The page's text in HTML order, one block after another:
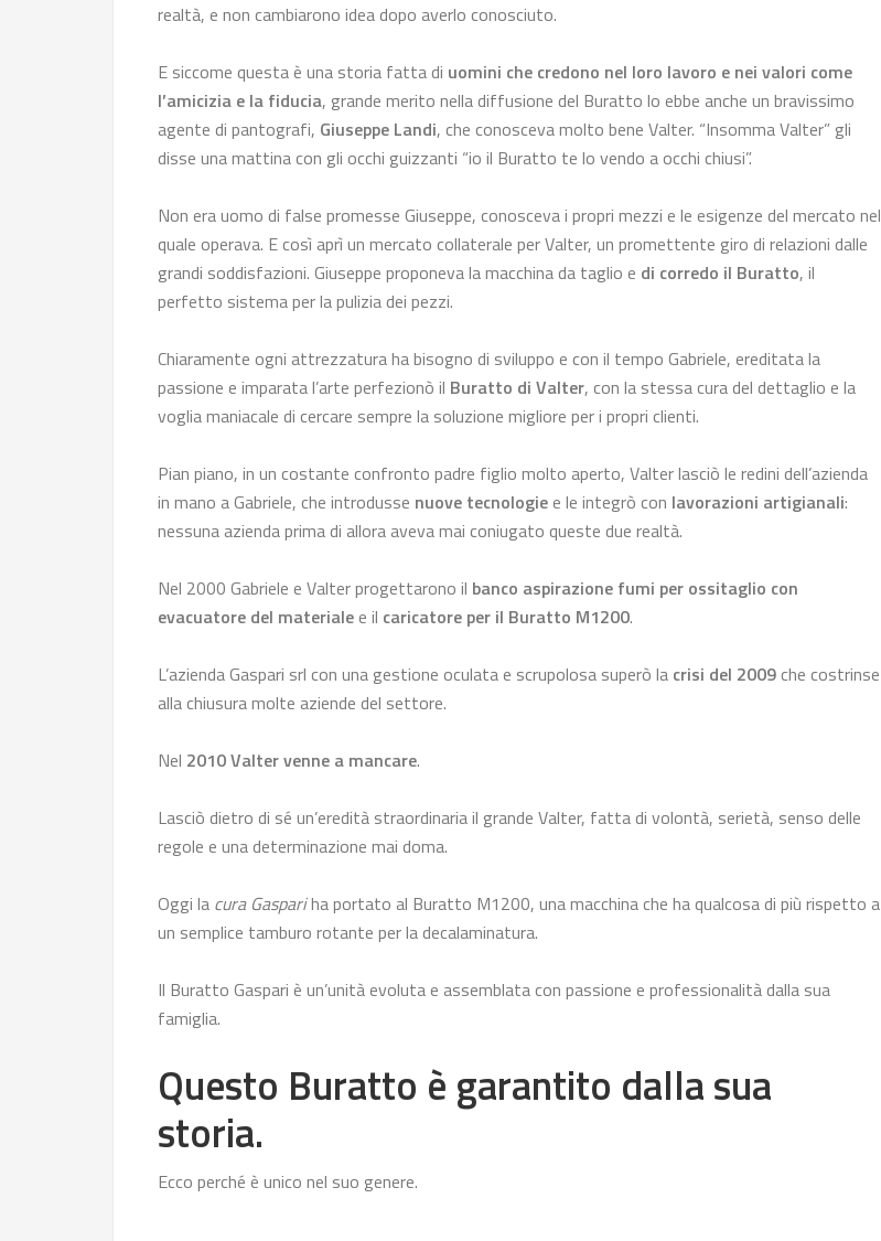
realtà, e non cambiarono idea dopo averlo conosciuto.
E siccome questa è una storia fatta di uomini che credono nel loro lavoro e nei valori come
l’amicizia e la fiducia, grande merito nella diffusione del Buratto lo ebbe anche un bravissimo
agente di pantografi, Giuseppe Landi, che conosceva molto bene Valter. “Insomma Valter” gli
disse una mattina con gli occhi guizzanti “io il Buratto te lo vendo a occhi chiusi”.
Non era uomo di false promesse Giuseppe, conosceva i propri mezzi e le esigenze del mercato nel
quale operava. E così aprì un mercato collaterale per Valter, un promettente giro di relazioni dalle
grandi soddisfazioni. Giuseppe proponeva la macchina da taglio e di corredo il Buratto, il
perfetto sistema per la pulizia dei pezzi.
Chiaramente ogni attrezzatura ha bisogno di sviluppo e con il tempo Gabriele, ereditata la
passione e imparata l’arte perfezionò il Buratto di Valter, con la stessa cura del dettaglio e la
voglia maniacale di cercare sempre la soluzione migliore per i propri clienti.
Pian piano, in un costante confronto padre figlio molto aperto, Valter lasciò le redini dell’azienda
in mano a Gabriele, che introdusse nuove tecnologiee le integrò con lavorazioni artigianali:
nessuna azienda prima di allora aveva mai coniugato queste due realtà.
Nel 2000 Gabriele e Valter progettarono il banco aspirazione fumi per ossitaglio con
evacuatore del materialee il caricatore per il Buratto M1200.
L’azienda Gaspari srl con una gestione oculata e scrupolosa superò la crisi del 2009che costrinse
alla chiusura molte aziende del settore.
Nel 2010 Valter venne a mancare.
Lasciò dietro di sé un’eredità straordinaria il grande Valter, fatta di volontà, serietà, senso delle
regole e una determinazione mai doma.
Oggi la cura Gaspariha portato al Buratto M1200, una macchina che ha qualcosa di più rispetto a
un semplice tamburo rotante per la decalaminatura.
Il Buratto Gaspari è un’unità evoluta e assemblata con passione e professionalità dalla sua
famiglia.
Questo Buratto è garantito dalla sua
storia.
Ecco perché è unico nel suo genere.